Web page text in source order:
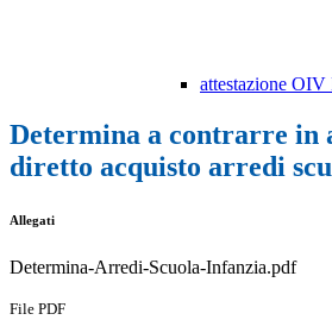
attestazione
Determina a contrarre in
diretto acquisto arredi
Allegati
Determina-Arredi-Scuola-Infanzia.pdf
File PDF